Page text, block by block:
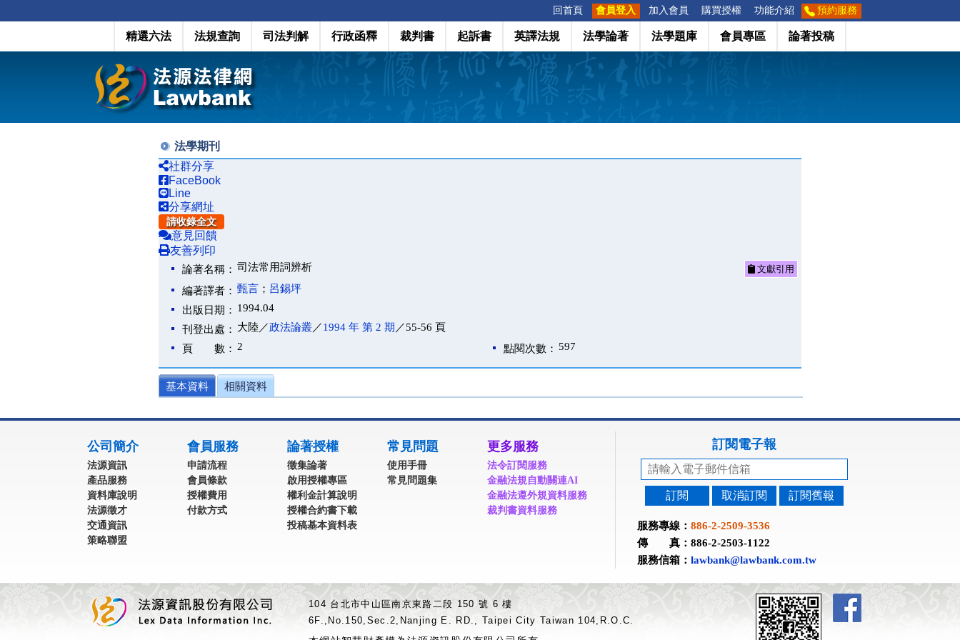
回首頁 會員登入 加入會員 購買授權 功能介紹 預約服務
精選六法 法規查詢 司法判解 行政函釋 裁判書 起訴書 英譯法規 法學論著 法學題庫 會員專區 論著投稿
法學期刊
社群分享
FaceBook
Line
分享網址
請收錄全文
意見回饋
友善列印
論著名稱： 司法常用詞辨析 文獻引用
編著譯者： 甄言 ； 呂錫坪
出版日期： 1994.04
刊登出處： 大陸／政法論叢／1994 年 第 2 期 ／55-56 頁
頁 數： 2 點閱次數： 597
基本資料 相關資料
公司簡介
法源資訊
產品服務
資料庫說明
法源徵才
交通資訊
策略聯盟
會員服務
申請流程
會員條款
授權費用
付款方式
論著授權
徵集論著
啟用授權專區
權利金計算說明
授權合約書下載
投稿基本資料表
常見問題
使用手冊
常見問題集
更多服務
法令訂閱服務
金融法規自動關連AI
金融法遵外規資料服務
裁判書資料服務
訂閱電子報
訂閱 取消訂閱 訂閱舊報
服務專線： 886-2-2509-3536
傳 真：886-2-2503-1122
服務信箱： lawbank@lawbank.com.tw
104 台北市中山區南京東路二段 150 號 6 樓
6F.,No.150,Sec.2,Nanjing E. RD., Taipei City Taiwan 104,R.O.C.